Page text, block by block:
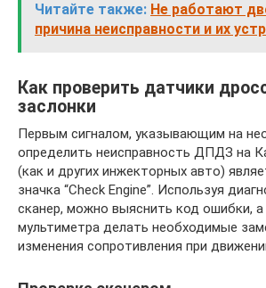
Читайте также: Не работают
причина неисправности и их
Как проверить датчики
заслонки
Первым сигналом, указывающим на
определить неисправность ДПДЗ на
(как и других инжекторных авто)
значка “Check Engine”. Используя
сканер, можно выяснить код ошибки,
мультиметра делать необходимые
изменения сопротивления при